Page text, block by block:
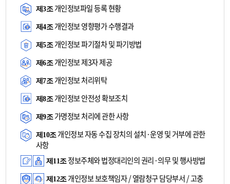
제3조개인정보파일 등록 현황
제4조개인정보 영향평가 수행결과
제5조개인정보 파기절차 및 파기방법
제6조개인정보 제3자 제공
제7조개인정보 처리위탁
제8조개인정보 안전성 확보조치
제9조가명정보 처리에 관한 사항
제10조개인정보 자동 수집 장치의 설치·운영 및 거부에 관한
사항
제11조정보주체와 법정대리인의 권리·의무 및 행사방법
제12조개인정보 보호책임자 / 열람청구 담당부서 / 고충